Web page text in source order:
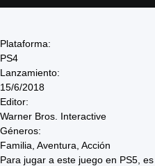
Plataforma:
PS4
Lanzamiento:
15/6/2018
Editor:
Warner Bros. Interactive
Géneros:
Familia, Aventura, Acción
Para jugar a este juego en PS5,